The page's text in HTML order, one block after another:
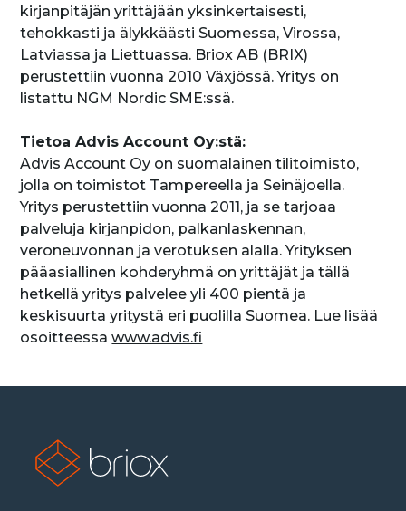
kirjanpitäjän yrittäjään yksinkertaisesti,
tehokkasti ja älykkäästi Suomessa, Virossa,
Latviassa ja Liettuassa. Briox AB (BRIX)
perustettiin vuonna 2010 Växjössä. Yritys on
listattu NGM Nordic SME:ssä.
Tietoa Advis Account Oy:stä:
Advis Account Oy on suomalainen tilitoimisto,
jolla on toimistot Tampereella ja Seinäjoella.
Yritys perustettiin vuonna 2011, ja se tarjoaa
palveluja kirjanpidon, palkanlaskennan,
veroneuvonnan ja verotuksen alalla. Yrityksen
pääasiallinen kohderyhmä on yrittäjät ja tällä
hetkellä yritys palvelee yli 400 pientä ja
keskisuurta yritystä eri puolilla Suomea. Lue lisää
osoitteessawww.advis.fi